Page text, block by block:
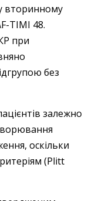
у вторинному
TIMI 48.
при
без
залежно
оскільки
(Plitt